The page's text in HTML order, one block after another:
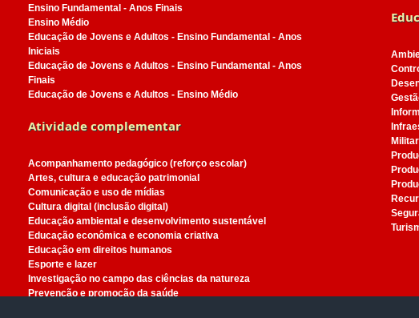
Ensino Fundamental - Anos Finais
Ensino Médio
Educação de Jovens e Adultos - Ensino Fundamental - Anos
Iniciais
Educação de Jovens e Adultos - Ensino Fundamental - Anos
Finais
Educação de Jovens e Adultos - Ensino Médio
Atividade complementar
Acompanhamento pedagógico (reforço escolar)
Artes, cultura e educação patrimonial
Comunicação e uso de mídias
Cultura digital (inclusão digital)
Educação ambiental e desenvolvimento sustentável
Educação econômica e economia criativa
Educação em direitos humanos
Esporte e lazer
Investigação no campo das ciências da natureza
Prevenção e promoção da saúde
Militar